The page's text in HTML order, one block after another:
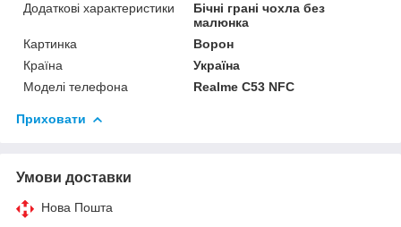
Додаткові характеристики
Бічні грані чохла без
малюнка
Картинка
Ворон
Країна
Україна
Моделі телефона
Realme C53 NFC
Приховати
Умови доставки
Нова Пошта